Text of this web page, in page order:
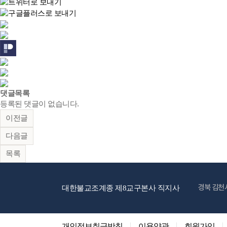
댓글목록
등록된 댓글이 없습니다.
이전글
다음글
목록
대한불교조계종 제8교구본사 직지사 경북 김천